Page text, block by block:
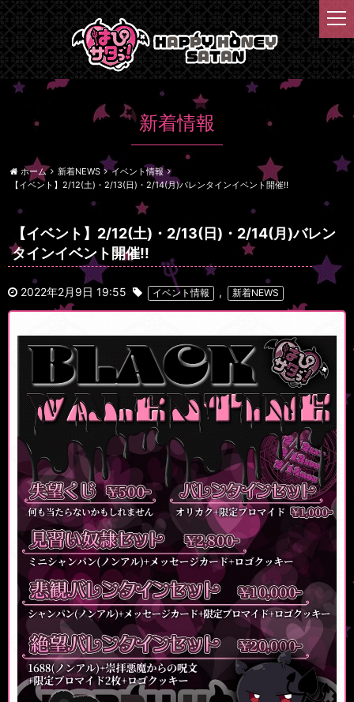
新着情報
ホーム 新着NEWS
イベント情報
【イベント】2/12(土)・2/13(日)・2/14(月)バレンタインイベント開催!!
【イベント】2/12(土)・2/13(日)・2/14(月)バレン
タインイベント開催!!
2022年2月9日 19:55 イベント情報 , 新着NEWS
t
o
e
n
i
n